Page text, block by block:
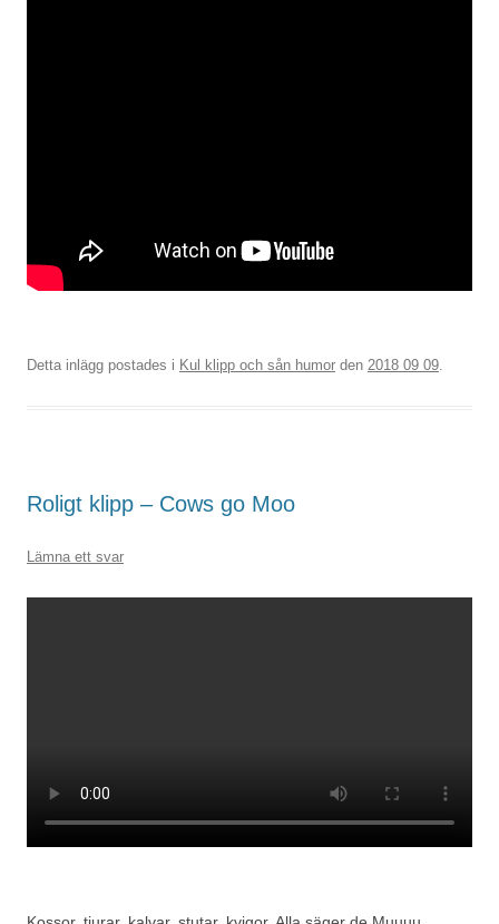
Detta inlägg postades i Kul klipp och sån humor den 2018 09 09.
Roligt klipp – Cows go Moo
Lämna ett svar